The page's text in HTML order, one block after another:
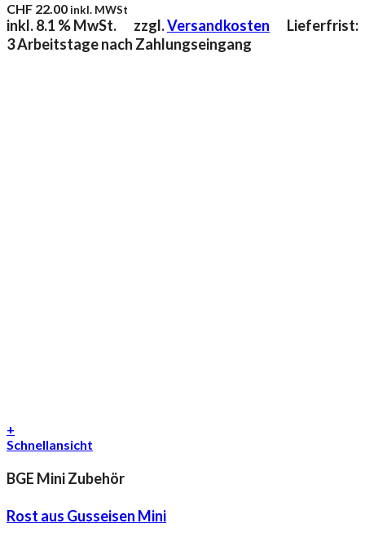
CHF 22.00inkl. MWSt
inkl. 8.1 % MwSt. zzgl.Versandkosten
Lieferfrist:
3 Arbeitstage nach Zahlungseingang
+
Schnellansicht
BGE Mini Zubehör
Rost aus Gusseisen Mini